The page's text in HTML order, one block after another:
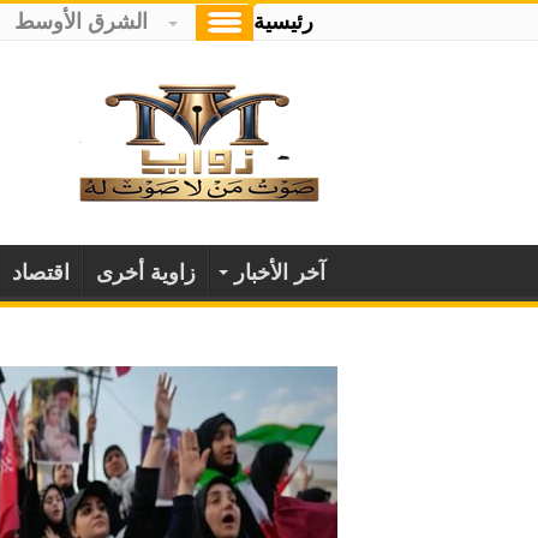
رئيسية الشرق الأوسط
آخر الأخبار زاوية أخرى اقتصاد